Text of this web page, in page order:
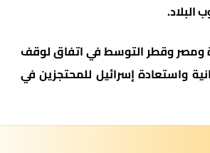
ومصر وقطر التوسط في اتفاق لوقف
واستعادة إسرائيل للمحتجزين في